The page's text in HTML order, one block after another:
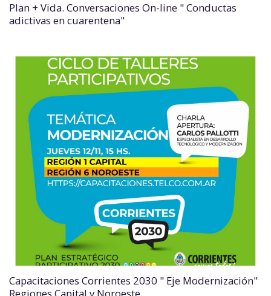
Plan + Vida. Conversaciones On-line " Conductas
adictivas en cuarentena"
Capacitaciones Corrientes 2030 " Eje Modernización"